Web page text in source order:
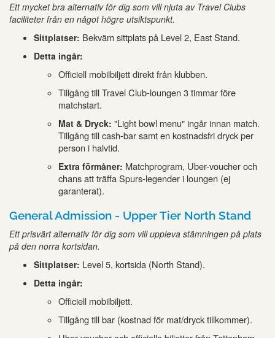
Ett mycket bra alternativ för dig som vill njuta av Travel Clubs
faciliteter från en något högre utsiktspunkt.
Sittplatser: Bekväm sittplats på Level 2, East Stand.
Detta ingår:
Officiell mobilbiljett direkt från klubben.
Tillgång till Travel Club-loungen 3 timmar före
matchstart.
Mat & Dryck: "Light bowl menu" ingår innan match.
Tillgång till cash-bar samt en kostnadsfri dryck per
person i halvtid.
Extra förmåner: Matchprogram, Uber-voucher och
chans att träffa Spurs-legender i loungen (ej
garanterat).
General Admission - Upper Tier North Stand
Ett prisvärt alternativ för dig som vill uppleva stämningen på plats
på den norra kortsidan.
Sittplatser: Level 5, kortsida (North Stand).
Detta ingår:
Officiell mobilbiljett.
Tillgång till bar (kostnad för mat/dryck tillkommer).